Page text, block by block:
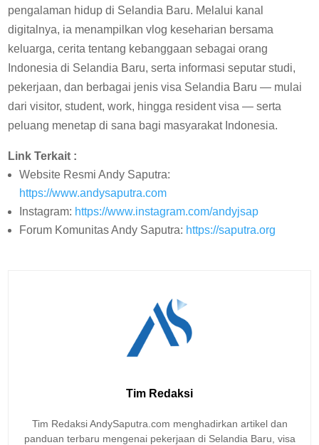
pengalaman hidup di Selandia Baru. Melalui kanal
digitalnya, ia menampilkan vlog keseharian bersama
keluarga, cerita tentang kebanggaan sebagai orang
Indonesia di Selandia Baru, serta informasi seputar studi,
pekerjaan, dan berbagai jenis visa Selandia Baru — mulai
dari visitor, student, work, hingga resident visa — serta
peluang menetap di sana bagi masyarakat Indonesia.
Link Terkait :
Website Resmi Andy Saputra:
https://www.andysaputra.com
Instagram: https://www.instagram.com/andyjsap
Forum Komunitas Andy Saputra: https://saputra.org
Tim Redaksi
Tim Redaksi AndySaputra.com menghadirkan artikel dan
panduan terbaru mengenai pekerjaan di Selandia Baru, visa